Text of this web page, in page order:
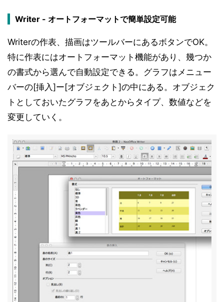
Writer - オートフォーマットで簡単設定可能
Writerの作表、描画はツールバーにあるボタンでOK。
特に作表にはオートフォーマット機能があり、幾つか
の書式から選んで自動設定できる。グラフはメニュー
バーの[挿入]ー[オブジェクト]の中にある。オブジェク
トとしておいたグラフをあとからタイプ、数値などを
変更していく。